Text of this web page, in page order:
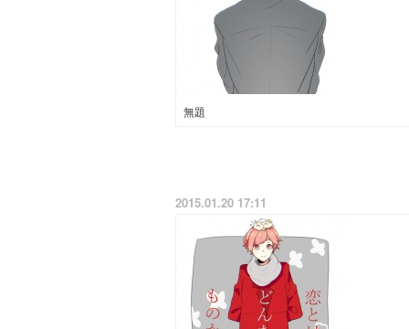
無題
2015.01.20 17:11